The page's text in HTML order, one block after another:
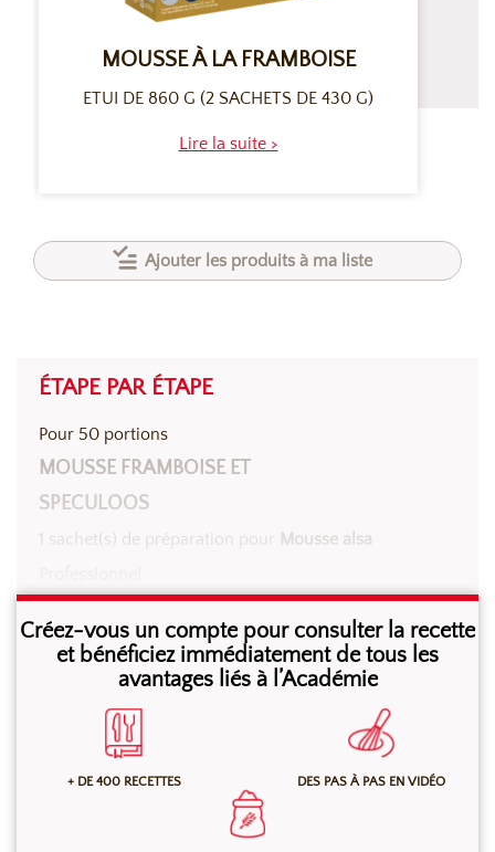
MOUSSE À LA FRAMBOISE
ETUI DE 860 G (2 SACHETS DE 430 G)
Lire la suite >
Ajouter les produits à ma liste
ÉTAPE PAR ÉTAPE
Pour 50 portions
MOUSSE FRAMBOISE ET
SPECULOOS
1 sachet(s) de préparation pour Mousse alsa
1000 g de spéculoos
Dans la cuve du batteur, au fouet, verser l’eau froide
puis y incorporer la
préparation pour Mousse alsa
Professionnel.
Monter au batteur 2 minutes à petite vitesse, puis 5
Créez-vous un compte pour consulter la recette
et bénéficiez immédiatement de tous les
avantages liés à l’Académie
+ DE 400 RECETTES DES PAS À PAS EN VIDÉO